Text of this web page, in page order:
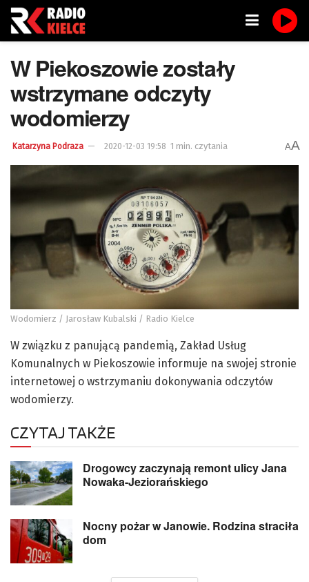
W Piekoszowie zostały
wstrzymane odczyty
wodomierzy
Katarzyna Podraza 2020-12-03 19:58 1 min. czytania AA
Wodomierz / Jarosław Kubalski / Radio Kielce
W związku z panującą pandemią, Zakład Usług
Komunalnych w Piekoszowie informuje na swojej stronie
internetowej o wstrzymaniu dokonywania odczytów
wodomierzy.
CZYTAJ TAKŻE
Drogowcy zaczynają remont ulicy Jana
Nowaka-Jeziorańskiego
Nocny pożar w Janowie. Rodzina straciła
dom